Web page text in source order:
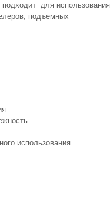
для использования
подъемных
использования